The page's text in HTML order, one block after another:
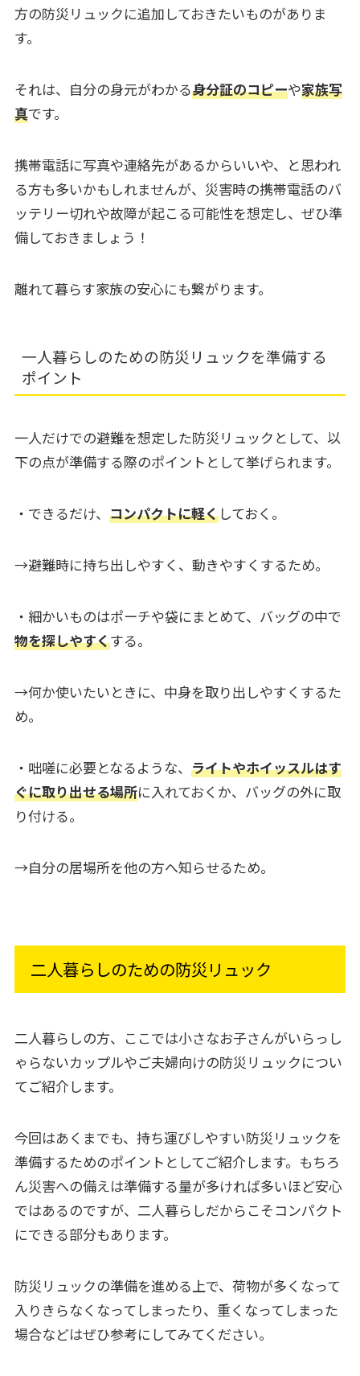
方の防災リュックに追加しておきたいものがありま
す。
それは、自分の身元がわかる身分証のコピーや家族写
真です。
携帯電話に写真や連絡先があるからいいや、と思われ
る方も多いかもしれませんが、災害時の携帯電話のバ
ッテリー切れや故障が起こる可能性を想定し、ぜひ準
備しておきましょう！
離れて暮らす家族の安心にも繋がります。
一人暮らしのための防災リュックを準備する
ポイント
一人だけでの避難を想定した防災リュックとして、以
下の点が準備する際のポイントとして挙げられます。
・できるだけ、 コンパクトに軽くしておく。
→避難時に持ち出しやすく、動きやすくするため。
・細かいものはポーチや袋にまとめて、バッグの中で
物を探しやすくする。
→何か使いたいときに、中身を取り出しやすくするた
め。
・咄嗟に必要となるような、 ライトやホイッスルはす
ぐに取り出せる場所に入れておくか、バッグの外に取
り付ける。
→自分の居場所を他の方へ知らせるため。
二人暮らしのための防災リュック
二人暮らしの方、ここでは小さなお子さんがいらっし
ゃらないカップルやご夫婦向けの防災リュックについ
てご紹介します。
今回はあくまでも、持ち運びしやすい防災リュックを
準備するためのポイントとしてご紹介します。もちろ
ん災害への備えは準備する量が多ければ多いほど安心
ではあるのですが、二人暮らしだからこそコンパクト
にできる部分もあります。
防災リュックの準備を進める上で、荷物が多くなって
入りきらなくなってしまったり、重くなってしまった
場合などはぜひ参考にしてみてください。